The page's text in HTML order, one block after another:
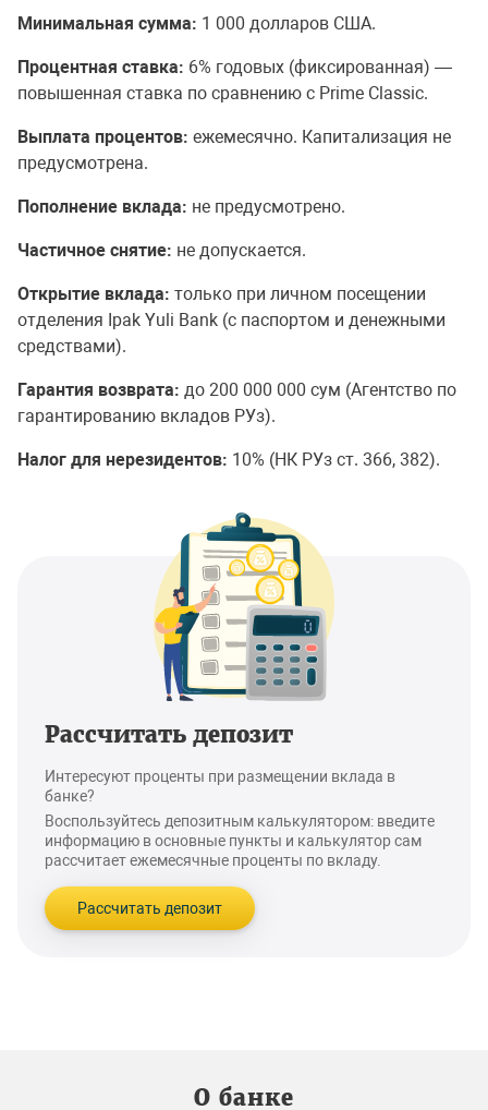
Минимальная сумма: 1 000 долларов США.
Процентная ставка: 6% годовых (фиксированная) —
повышенная ставка по сравнению с Prime Classic.
Выплата процентов: ежемесячно. Капитализация не
предусмотрена.
Пополнение вклада: не предусмотрено.
Частичное снятие: не допускается.
Открытие вклада: только при личном посещении
отделения Ipak Yuli Bank (с паспортом и денежными
средствами).
Гарантия возврата: до 200 000 000 сум (Агентство по
гарантированию вкладов РУз).
Налог для нерезидентов: 10% (НК РУз ст. 366, 382).
Рассчитать депозит
Интересуют проценты при размещении вклада в
банке?
Воспользуйтесь депозитным калькулятором: введите
информацию в основные пункты и калькулятор сам
рассчитает ежемесячные проценты по вкладу.
Рассчитать депозит
О банке